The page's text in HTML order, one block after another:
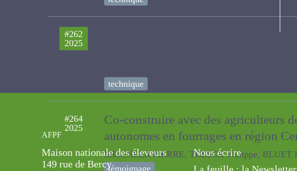
#262
2025
Effet biostimulant d’un extrait
technique
2025
autonomes en fourrages en région
MISCHLER PIERRE, TRESCH Philippe, BLUET Bertrand
témoignage
AFPF
Maison nationale des éleveurs
149 rue de Bercy
Nous écrire